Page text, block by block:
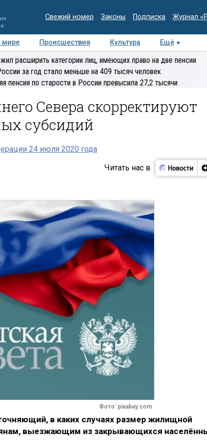
Свежий номер Законы Подписка Журнал
мире Происшествия Культура Ещё
Медиацентр Интервью Колумнисты
расширить категории лиц, имеющих право на две пенсии
за год стало меньше на 409 тысяч человек
пенсия по старости в России превысила 27,2 тысячи
Севера скорректируют
субсидий
24 июля 2020 года
Читать нас в
Фото: pixabay.com
в каких случаях размер жилищной
выезжающим из закрывающихся